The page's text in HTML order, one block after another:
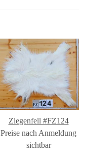
Ziegenfell #FZ124
Preise nach Anmeldung
sichtbar